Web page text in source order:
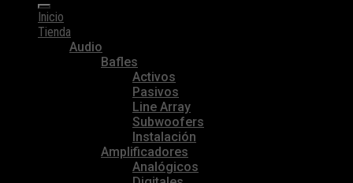
Inicio
Tienda
Audio
Bafles
Activos
Pasivos
Line Array
Subwoofers
Instalación
Amplificadores
Analógicos